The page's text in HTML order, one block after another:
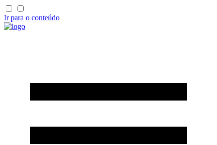
Ir para o conteúdo